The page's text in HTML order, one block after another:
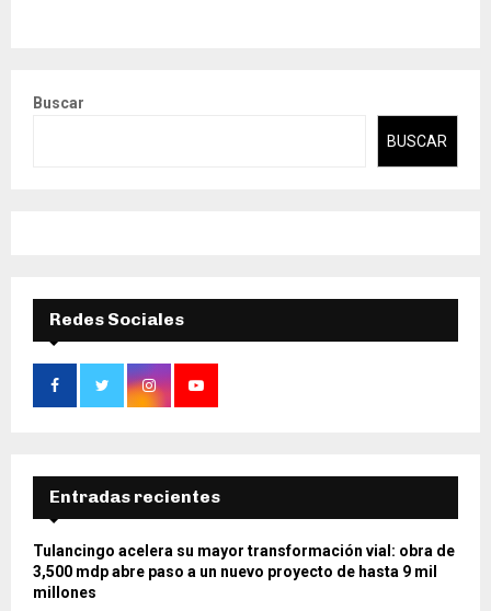
Buscar
BUSCAR
Redes Sociales
Entradas recientes
Tulancingo acelera su mayor transformación vial: obra de
3,500 mdp abre paso a un nuevo proyecto de hasta 9 mil
millones